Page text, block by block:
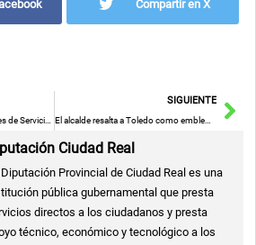
Compartir en X
Convocatoria de Comisiones de Servicio en Centros British para el Curso 2025-2026: Primera Ronda de Entrevistas
SIGUIENTE
El alcalde resalta a Toledo como emblema de armonía representando fielmente nuestra aspiración con la candidatura.
Ciudad Real
Provincial de Ciudad Real es una
pública gubernamental que presta
directos a los ciudadanos y presta
técnico, económico y tecnológico a los